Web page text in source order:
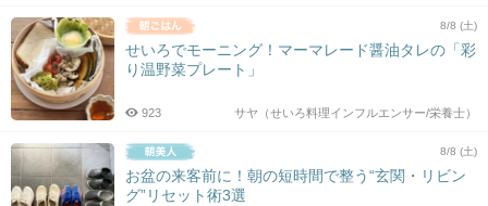
8/8 (土)
せいろでモーニング！マーマレード醤油タレの「彩
り温野菜プレート」
サヤ（せいろ料理インフルエンサー/栄養士）
923
8/8 (土)
お盆の来客前に！朝の短時間で整う“玄関・リビン
グ”リセット術3選